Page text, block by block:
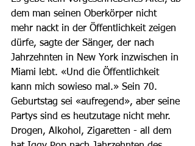
dem man seinen Oberkörper nicht
mehr nackt in der Öffentlichkeit zeigen
dürfe, sagte der Sänger, der nach
Jahrzehnten in New York inzwischen in
Miami lebt. «Und die Öffentlichkeit
kann mich sowieso mal.» Sein 70.
Geburtstag sei «aufregend», aber seine
Partys sind es heutzutage nicht mehr.
Drogen, Alkohol, Zigaretten - all dem